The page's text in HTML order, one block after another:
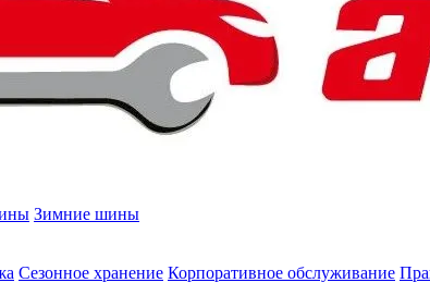
Зимние шины
Сезонное хранение Корпоративное обслуживание